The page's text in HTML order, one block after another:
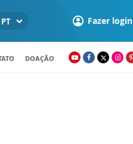
PT Fazer login
DOAÇÃO